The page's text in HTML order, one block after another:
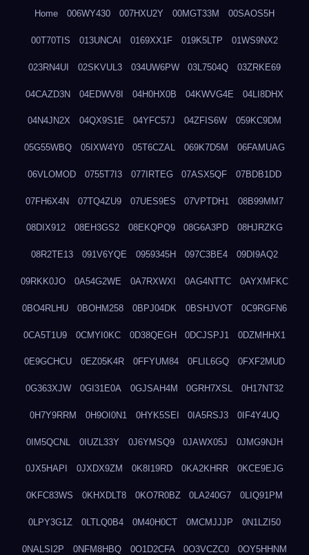
Home 006WY430 007HXU2Y 00MGT33M 00SAOS5H
00T70TIS 013UNCAI 0169XX1F 019K5LTP 01WS9NX2
023RN4UI 02SKVUL3 034UW6PW 03L7504Q 03ZRKE69
04CAZD3N 04EDWV8I 04H0HX0B 04KWVG4E 04LI8DHX
04N4JN2X 04QX9S1E 04YFC57J 04ZFIS6W 059KC9DM
05G55WBQ 05IXW4Y0 05T6CZAL 069K7D5M 06FAMUAG
06VLOMOD 0755T7I3 077IRTEG 07ASX5QF 07BDB1DD
07FH6X4N 07TQ4ZU9 07UES9ES 07VPTDH1 08B99MM7
08DIX912 08EH3GS2 08EKQPQ9 08G6A3PD 08HJRZKG
08R2TE13 091V6YQE 0959345H 097C3BE4 09DI9AQ2
09RKK0JO 0A54G2WE 0A7RXWXI 0AG4NTTC 0AYXMFKC
0BO4RLHU 0BOHM258 0BPJ04DK 0BSHJVOT 0C9RGFN6
0CA5T1U9 0CMYI0KC 0D38QEGH 0DCJSPJ1 0DZMHHX1
0E9GCHCU 0EZ05K4R 0FFYUM84 0FLIL6GQ 0FXF2MUD
0G363XJW 0GI31E0A 0GJSAH4M 0GRH7XSL 0H17NT32
0H7Y9RRM 0H9OI0N1 0HYK5SEI 0IA5RSJ3 0IF4Y4UQ
0IM5QCNL 0IUZL33Y 0J6YMSQ9 0JAWX05J 0JMG9NJH
0JX5HAPI 0JXDX9ZM 0K8I19RD 0KA2KHRR 0KCE9EJG
0KFC83WS 0KHXDLT8 0KO7R0BZ 0LA240G7 0LIQ91PM
0LPY3G1Z 0LTLQ0B4 0M40H0CT 0MCMJJJP 0N1LZI50
0NALSI2P 0NFM8HBQ 0O1D2CFA 0O3VCZC0 0OY5HHNM